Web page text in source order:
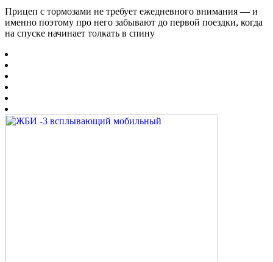
Прицеп с тормозами не требует ежедневного внимания — и
именно поэтому про него забывают до первой поездки, когда
на спуске начинает толкать в спину